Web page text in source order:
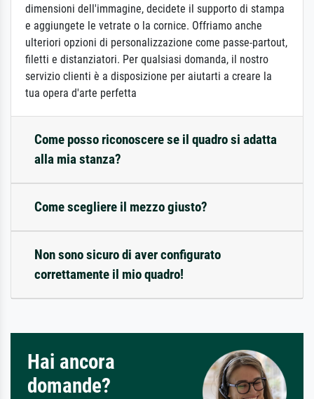
dimensioni dell'immagine, decidete il supporto di stampa
e aggiungete le vetrate o la cornice. Offriamo anche
ulteriori opzioni di personalizzazione come passe-partout,
filetti e distanziatori. Per qualsiasi domanda, il nostro
servizio clienti è a disposizione per aiutarti a creare la
tua opera d'arte perfetta
Come posso riconoscere se il quadro si adatta
alla mia stanza?
Come scegliere il mezzo giusto?
Non sono sicuro di aver configurato
correttamente il mio quadro!
Hai ancora
domande?